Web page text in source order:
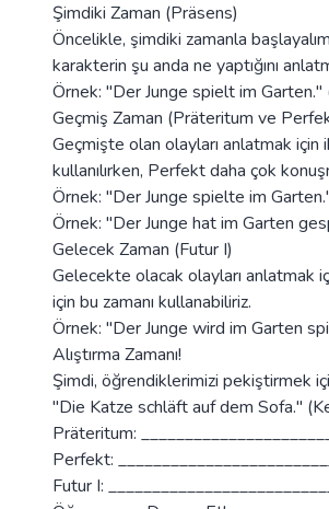
Şimdiki Zaman (Präsens)
Öncelikle, şimdiki zamanla
karakterin şu anda ne yaptığını
Örnek: "Der Junge spielt im Garten."
Geçmiş Zaman (Präteritum ve
Geçmişte olan olayları anlatmak
kullanılırken, Perfekt daha çok
Örnek: "Der Junge spielte im
Örnek: "Der Junge hat im Garten
Gelecek Zaman (Futur I)
Gelecekte olacak olayları anlatmak
için bu zamanı kullanabiliriz.
Örnek: "Der Junge wird im Garten
Alıştırma Zamanı!
Şimdi, öğrendiklerimizi pekiştirmek
"Die Katze schläft auf dem Sofa."
Präteritum:
Perfekt:
Futur I: